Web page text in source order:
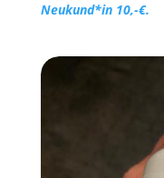
Neukund*in 10,-€.